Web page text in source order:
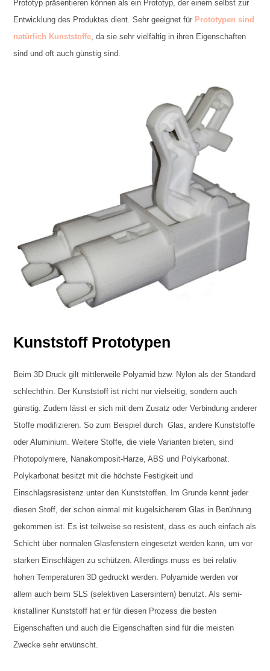
Prototyp präsentieren können als ein Prototyp, der einem selbst zur
Entwicklung des Produktes dient. Sehr geeignet für Prototypen sind
natürlich Kunststoffe, da sie sehr vielfältig in ihren Eigenschaften
sind und oft auch günstig sind.
Kunststoff Prototypen
Beim 3D Druck gilt mittlerweile Polyamid bzw. Nylon als der Standard
schlechthin. Der Kunststoff ist nicht nur vielseitig, sondern auch
günstig. Zudem lässt er sich mit dem Zusatz oder Verbindung anderer
Stoffe modifizieren. So zum Beispiel durch Glas, andere Kunststoffe
oder Aluminium. Weitere Stoffe, die viele Varianten bieten, sind
Photopolymere, Nanakomposit-Harze, ABS und Polykarbonat.
Polykarbonat besitzt mit die höchste Festigkeit und
Einschlagsresistenz unter den Kunststoffen. Im Grunde kennt jeder
diesen Stoff, der schon einmal mit kugelsicherem Glas in Berührung
gekommen ist. Es ist teilweise so resistent, dass es auch einfach als
Schicht über normalen Glasfenstern eingesetzt werden kann, um vor
starken Einschlägen zu schützen. Allerdings muss es bei relativ
hohen Temperaturen 3D gedruckt werden. Polyamide werden vor
allem auch beim SLS (selektiven Lasersintern) benutzt. Als semi-
kristalliner Kunststoff hat er für diesen Prozess die besten
Eigenschaften und auch die Eigenschaften sind für die meisten
Zwecke sehr erwünscht.